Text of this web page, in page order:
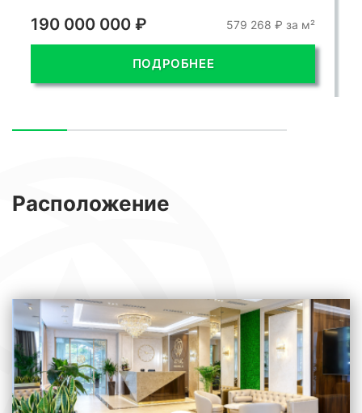
190 000 000 ₽ 1 055 556 ₽ за м²
ПОДРОБНЕЕ
Расположение